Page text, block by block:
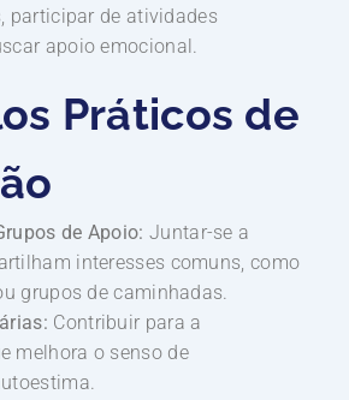
participar de atividades
apoio emocional.
Práticos de
de Apoio: Juntar-se a
interesses comuns, como
grupos de caminhadas.
Contribuir para a
melhora o senso de